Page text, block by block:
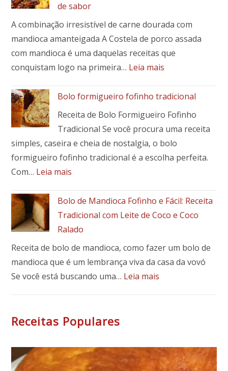
Banana-
da-
Terra:
Um
Toque
Brasileiro
Seu
Prato
de sabor
A combinação irresistível de carne dourada com
mandioca amanteigada A Costela de porco assada
com mandioca é uma daquelas receitas que
conquistam logo na primeira… Leia mais
Costela
porco
assada
com
mandioca:
e
cheia
sabor
Bolo formigueiro fofinho tradicional
Receita de Bolo Formigueiro Fofinho
Tradicional Se você procura uma receita
simples, caseira e cheia de nostalgia, o bolo
formigueiro fofinho tradicional é a escolha perfeita.
Com… Leia mais
formigueiro
tradicional
Bolo de Mandioca Fofinho e Fácil: Receita
Tradicional com Leite de Coco e Coco
Ralado
Receita de bolo de mandioca, como fazer um bolo de
mandioca que é um lembrança viva da casa da vovó
Se você está buscando uma… Leia mais
Fácil:
Receita
Receitas Populares